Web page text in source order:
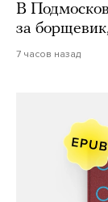
В
за
7 часов назад